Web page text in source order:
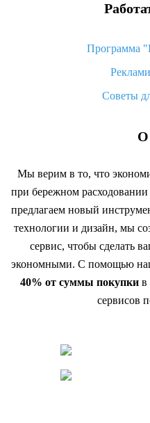
Программа
Советы
О
Мы верим в то, что
при бережном
предлагаем новый
технологии и дизайн, мы
сервис, чтобы сделать
экономными. С помощью
40% от суммы покупкив
сервисов